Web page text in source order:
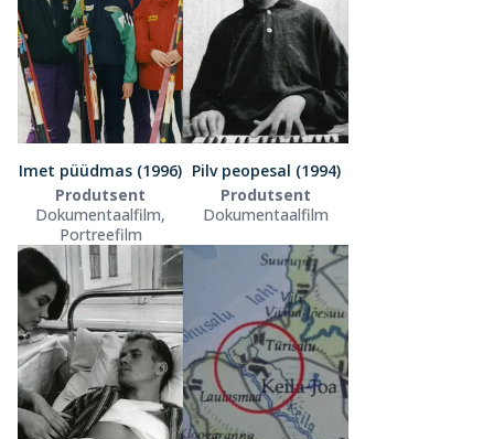
Imet püüdmas (1996)
Produtsent
Dokumentaalfilm,
Portreefilm
Pilv peopesal (1994)
Produtsent
Dokumentaalfilm